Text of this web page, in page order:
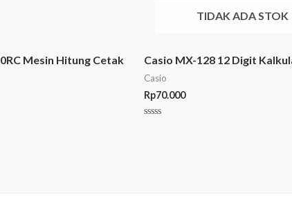
Mesin Hitung Cetak
TIDAK ADA STOK
Casio MX-128 12 Digit
Casio
Rp70.000